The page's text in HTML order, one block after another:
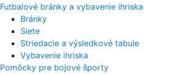
Futbalové bránky a vybavenie ihriska
Bránky
Siete
Striedacie a výsledkové tabule
Vybavenie ihriska
Pomôcky pre bojové športy